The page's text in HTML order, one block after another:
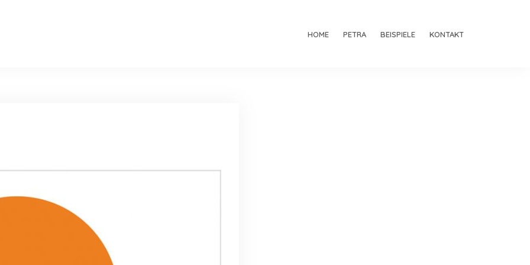
HOME PETRA BEISPIELE KONTAKT